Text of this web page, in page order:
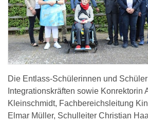
Die Entlass-Schülerinnen und
Integrationskräften sowie Konrektorin
Kleinschmidt, Fachbereichsleitung
Elmar Müller, Schulleiter Christian